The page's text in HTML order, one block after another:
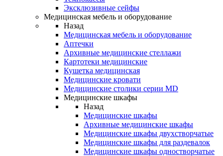
Эксклюзивные сейфы
Медицинская мебель и оборудование
Назад
Медицинская мебель и оборудование
Аптечки
Архивные медицинские стеллажи
Картотеки медицинские
Кушетка медицинская
Медицинские кровати
Медицинские столики серии MD
Медицинские шкафы
Назад
Медицинские шкафы
Архивные медицинские шкафы
Медицинские шкафы двухстворчатые
Медицинские шкафы для раздевалок
Медицинские шкафы одностворчатые